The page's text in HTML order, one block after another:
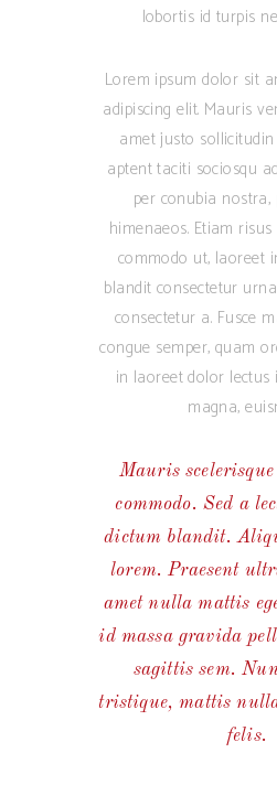
lobortis id turpis
Lorem ipsum dolor sit
adipiscing elit. Mauris
amet justo sollicitudin
aptent taciti sociosqu
per conubia nostra,
himenaeos. Etiam
commodo ut, laoreet
blandit consectetur
consectetur a. Fusce
congue semper, quam
in laoreet dolor lectus
magna,
Mauris
commodo. Sed a
dictum blandit.
lorem. Praesent
amet nulla mattis
id massa gravida
sagittis sem.
tristique, mattis
felis.